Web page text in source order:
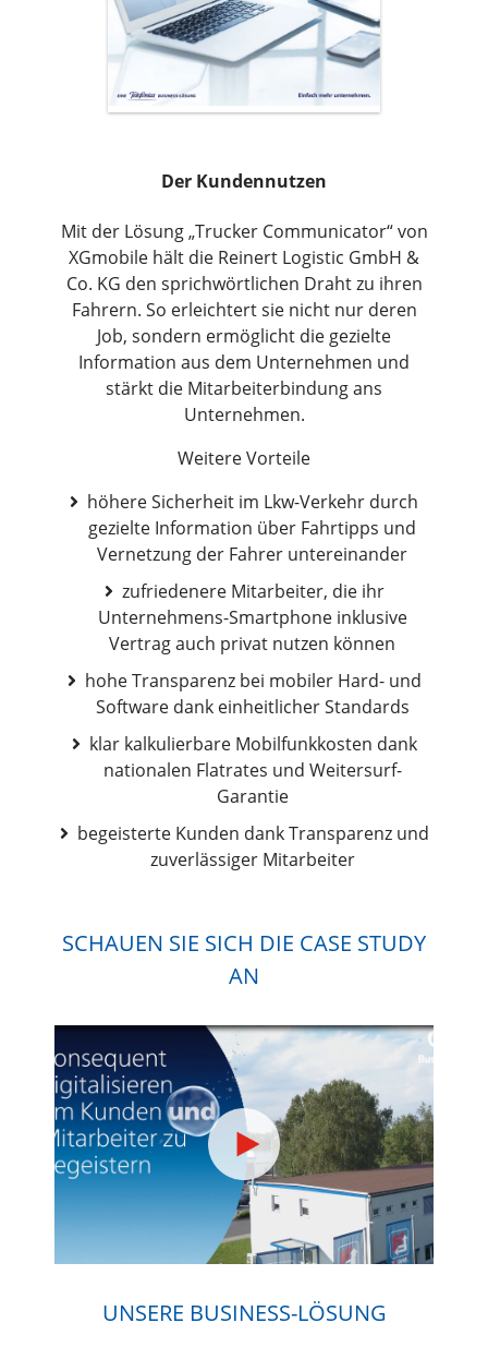
Der Kundennutzen
Mit der Lösung „Trucker Communicator“ von
XGmobile hält die Reinert Logistic GmbH &
Co. KG den sprichwörtlichen Draht zu ihren
Fahrern. So erleichtert sie nicht nur deren
Job, sondern ermöglicht die gezielte
Information aus dem Unternehmen und
stärkt die Mitarbeiterbindung ans
Unternehmen.
Weitere Vorteile
höhere Sicherheit im Lkw-Verkehr durch
gezielte Information über Fahrtipps und
Vernetzung der Fahrer untereinander
zufriedenere Mitarbeiter, die ihr
Unternehmens-Smartphone inklusive
Vertrag auch privat nutzen können
hohe Transparenz bei mobiler Hard- und
Software dank einheitlicher Standards
klar kalkulierbare Mobilfunkkosten dank
nationalen Flatrates und Weitersurf-
Garantie
begeisterte Kunden dank Transparenz und
zuverlässiger Mitarbeiter
SCHAUEN SIE SICH DIE CASE STUDY
AN
UNSERE BUSINESS-LÖSUNG